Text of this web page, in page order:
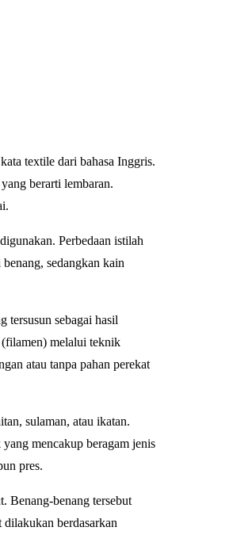
textile dari bahasa Inggris.
berarti lembaran.
Perbedaan istilah
sedangkan kain
tersusun sebagai hasil
(filamen) melalui teknik
atau tanpa pahan perekat
sulaman, atau ikatan.
mencakup beragam jenis
pres.
Benang-benang tersebut
berdasarkan